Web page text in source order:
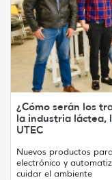
¿Cómo serán los
la industria láctea,
UTEC
Nuevos productos
electrónico y
cuidar el ambiente